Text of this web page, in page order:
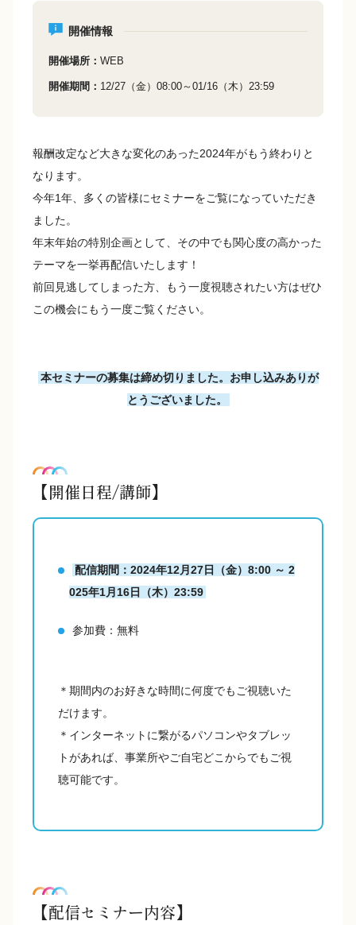
開催情報
開催場所 WEB
開催期間 12/27（金）08:00～01/16（木）23:59
報酬改定など大きな変化のあった2024年がもう終わりと
なります。
今年1年、多くの皆様にセミナーをご覧になっていただき
ました。
年末年始の特別企画として、その中でも関心度の高かった
テーマを一挙再配信いたします！
前回見逃してしまった方、もう一度視聴されたい方はぜひ
この機会にもう一度ご覧ください。
本セミナーの募集は締め切りました。お申し込みありが
とうございました。
【開催日程/講師】
配信期間：2024年12月27日（金）8:00 ～ 2
025年1月16日（木）23:59
参加費：無料
＊期間内のお好きな時間に何度でもご視聴いた
だけます。
＊インターネットに繋がるパソコンやタブレッ
トがあれば、事業所やご自宅どこからでもご視
聴可能です。
【配信セミナー内容】